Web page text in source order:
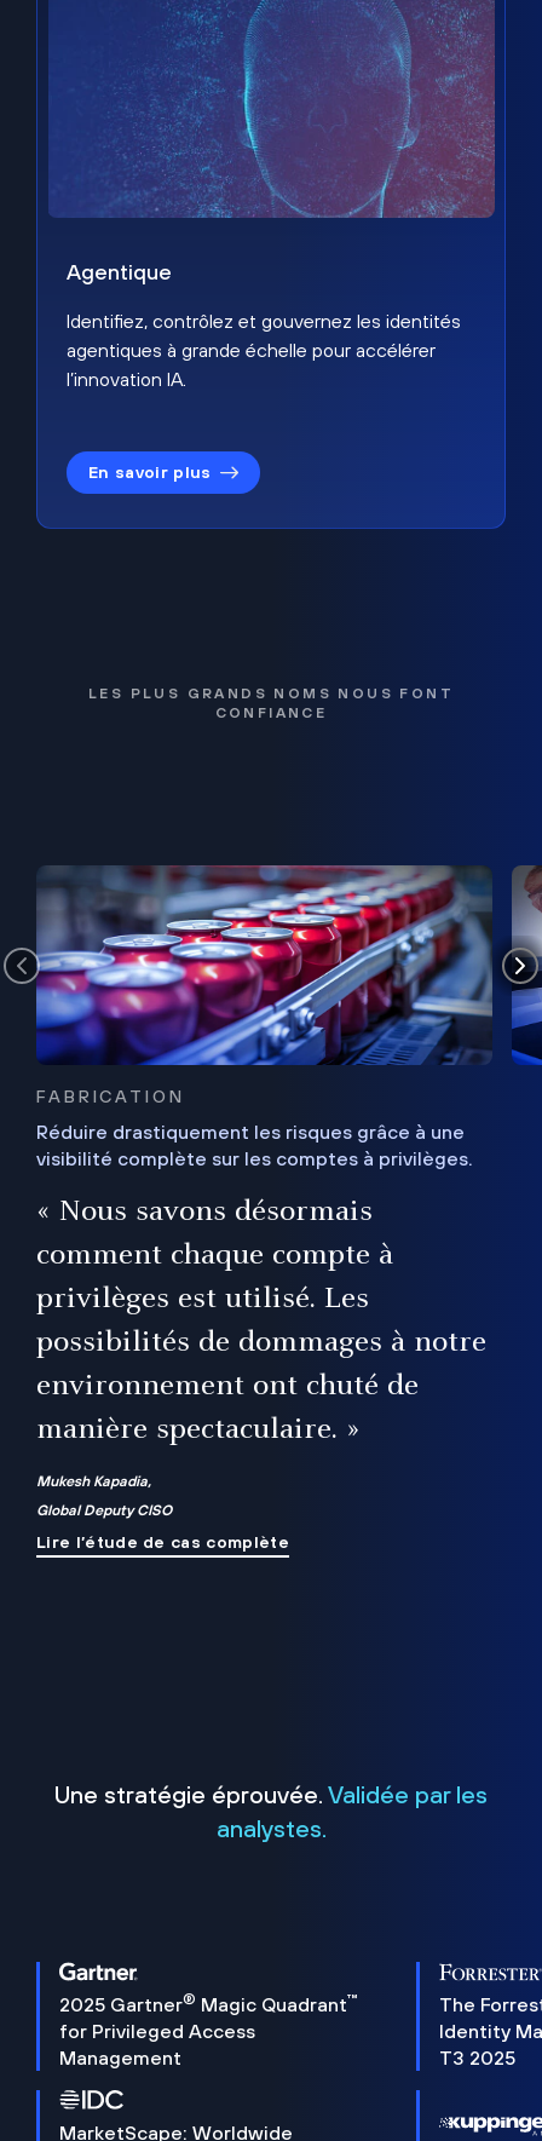
Agentique
Identifiez, contrôlez et gouvernez les identités
agentiques à grande échelle pour accélérer
l’innovation IA.
En savoir plus
LES PLUS GRANDS NOMS NOUS FONT
CONFIANCE
FABRICATION
Réduire drastiquement les risques grâce à une
visibilité complète sur les comptes à privilèges.
« Nous savons désormais
comment chaque compte à
privilèges est utilisé. Les
possibilités de dommages à notre
environnement ont chuté de
manière spectaculaire. »
Mukesh Kapadia,
Global Deputy CISO
Lire l’étude de cas complète
Une stratégie éprouvée. Validée par les
analystes.
2025 Gartner® Magic Quadrant™
for Privileged Access
Management
The
Identity
T3 2025
MarketScape: Worldwide